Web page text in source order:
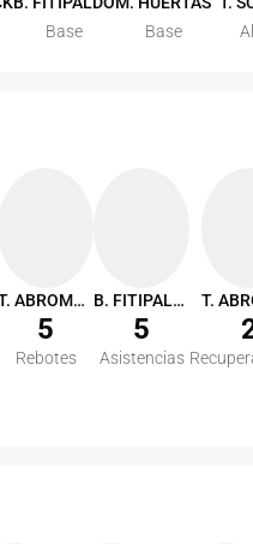
Base
Base
T. ABROMAITIS
5
Rebotes
B. FITIPALDO
5
Asistencias